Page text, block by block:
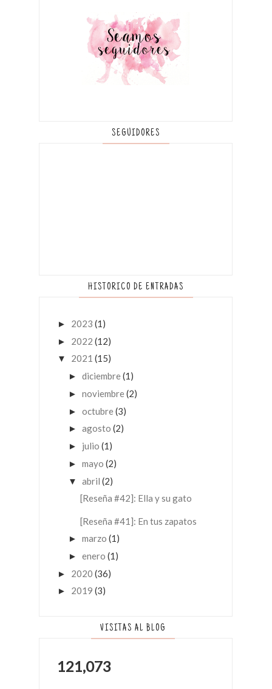
SEGUIDORES
HISTORICO DE ENTRADAS
► 2023 (1)
► 2022 (12)
▼ 2021 (15)
► diciembre(1)
► noviembre(2)
► octubre(3)
► agosto (2)
► julio (1)
► mayo (2)
▼ abril (2)
[Reseña #42]: Ella y su gato
[Reseña #41]: En tus zapatos
► marzo (1)
► enero (1)
► 2020 (36)
► 2019 (3)
VISITAS AL BLOG
121,073